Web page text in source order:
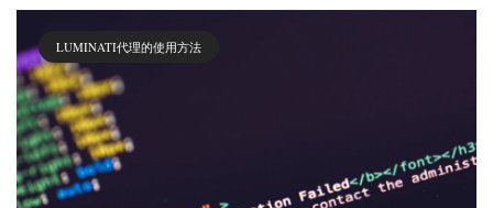
LUMINATI代理的使用方法